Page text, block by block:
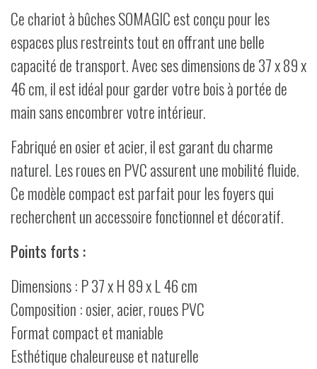
Ce chariot à bûches SOMAGIC est conçu pour les
espaces plus restreints tout en offrant une belle
capacité de transport. Avec ses dimensions de 37 x 89 x
46 cm, il est idéal pour garder votre bois à portée de
main sans encombrer votre intérieur.
Fabriqué en osier et acier, il est garant du charme
naturel. Les roues en PVC assurent une mobilité fluide.
Ce modèle compact est parfait pour les foyers qui
recherchent un accessoire fonctionnel et décoratif.
Points forts :
Dimensions : P 37 x H 89 x L 46 cm
Composition : osier, acier, roues PVC
Format compact et maniable
Esthétique chaleureuse et naturelle